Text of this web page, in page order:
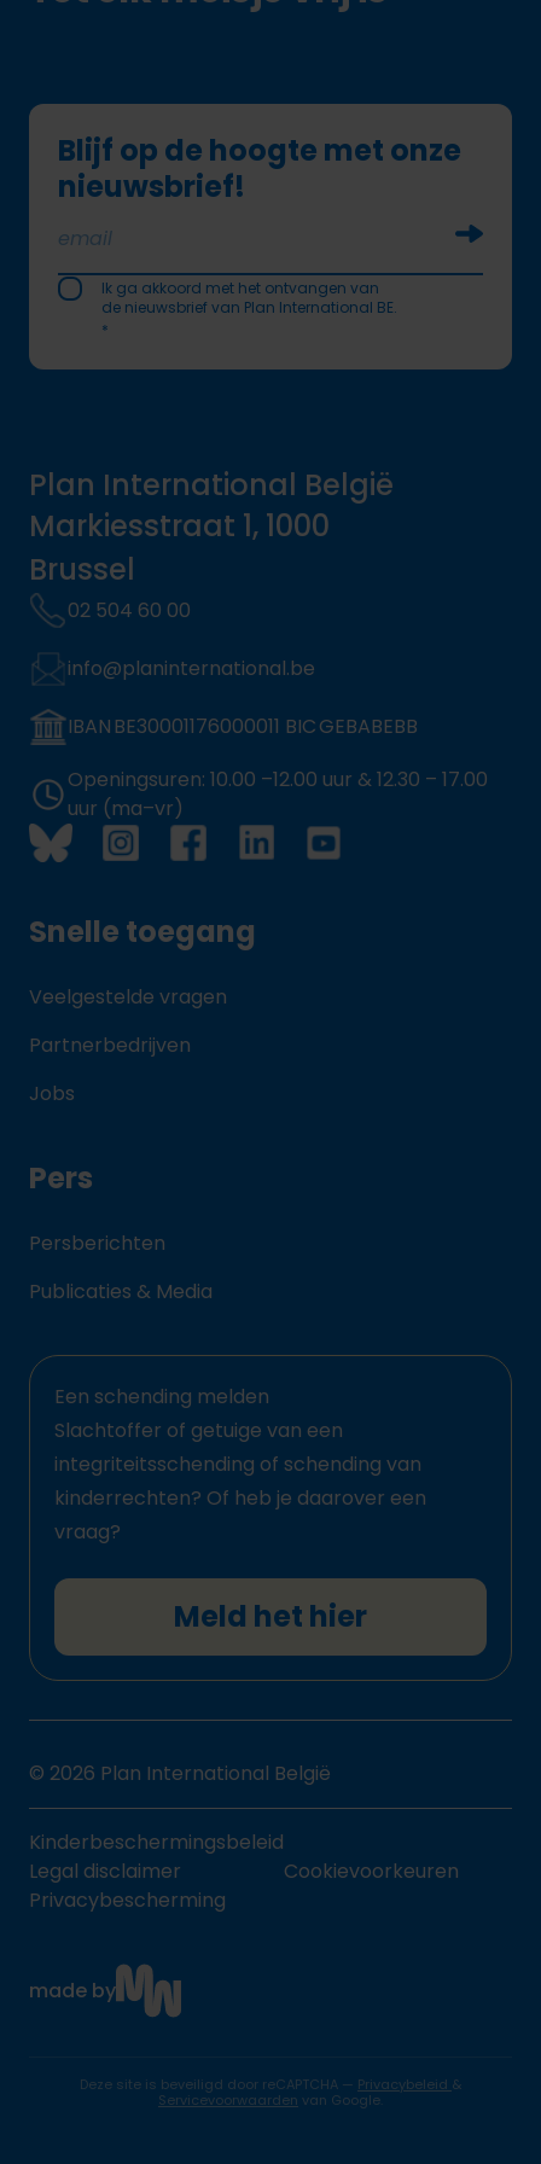
Blijf op de hoogte met onze
nieuwsbrief!
Ik ga akkoord met het ontvangen van
de nieuwsbrief van Plan International BE.
*
Plan International België
Markiesstraat 1, 1000
Brussel
02 504 60 00
info@planinternational.be
IBAN BE30001176000011 BIC GEBABEBB
Openingsuren: 10.00 –12.00 uur & 12.30 – 17.00
uur (ma–vr)
Snelle toegang
Veelgestelde vragen
Partnerbedrijven
Jobs
Pers
Persberichten
Publicaties & Media
Een schending melden
Slachtoffer of getuige van een
integriteitsschending of schending van
kinderrechten? Of heb je daarover een
vraag?
Meld het hier
© 2026 Plan International België
Kinderbeschermingsbeleid
Legal disclaimer
Privacybescherming
Cookievoorkeuren
made by
Deze site is beveiligd door reCAPTCHA — Privacybeleid &
Servicevoorwaarden van Google.